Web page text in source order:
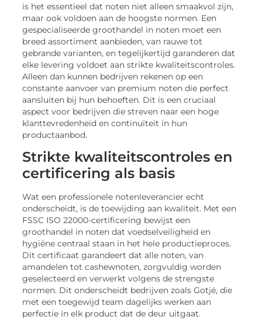
is het essentieel dat noten niet alleen smaakvol zijn,
maar ook voldoen aan de hoogste normen. Een
gespecialiseerde groothandel in noten moet een
breed assortiment aanbieden, van rauwe tot
gebrande varianten, en tegelijkertijd garanderen dat
elke levering voldoet aan strikte kwaliteitscontroles.
Alleen dan kunnen bedrijven rekenen op een
constante aanvoer van premium noten die perfect
aansluiten bij hun behoeften. Dit is een cruciaal
aspect voor bedrijven die streven naar een hoge
klanttevredenheid en continuïteit in hun
productaanbod.
Strikte kwaliteitscontroles en
certificering als basis
Wat een professionele notenleverancier echt
onderscheidt, is de toewijding aan kwaliteit. Met een
FSSC ISO 22000-certificering bewijst een
groothandel in noten dat voedselveiligheid en
hygiëne centraal staan in het hele productieproces.
Dit certificaat garandeert dat alle noten, van
amandelen tot cashewnoten, zorgvuldig worden
geselecteerd en verwerkt volgens de strengste
normen. Dit onderscheidt bedrijven zoals Gotjé, die
met een toegewijd team dagelijks werken aan
perfectie in elk product dat de deur uitgaat.